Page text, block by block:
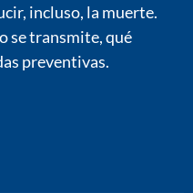
incluso, la muerte.
se transmite, qué
preventivas.